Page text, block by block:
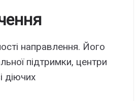
направлення. Його
підтримки, центри
діючих